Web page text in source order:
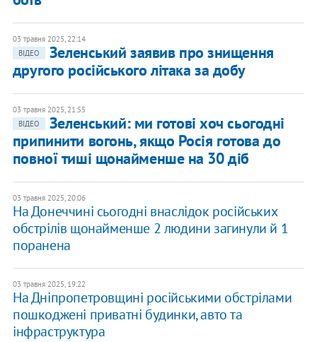
03 травня 2025, 22:14
ВІДЕО
Зеленський заявив про знищення
другого російського літака за добу
03 травня 2025, 21:55
ВІДЕО
Зеленський: ми готові хоч сьогодні
припинити вогонь, якщо Росія готова до
повної тиші щонайменше на 30 діб
03 травня 2025, 20:06
На Донеччині сьогодні внаслідок російських
обстрілів щонайменше 2 людини загинули й 1
поранена
03 травня 2025, 19:22
На Дніпропетровщині російськими обстрілами
пошкоджені приватні будинки, авто та
інфраструктура